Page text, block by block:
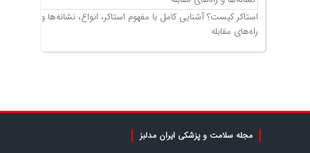
استاکر کیست؟ آشنایی کامل با مفهوم استاکر، انواع، نشانه‌ها و
راه‌های مقابله
مجله سلامت و پزشکی ایران مدلبز